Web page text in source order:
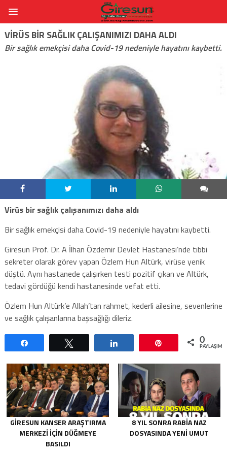
VIRÜS BIR SAĞLIK ÇALIŞANIMIZI DAHA ALDI
Bir sağlık emekçisi daha Covid-19 nedeniyle hayatını kaybetti.
Virüs bir sağlık çalışanımızı daha aldı
Bir sağlık emekçisi daha Covid-19 nedeniyle hayatını kaybetti.
Giresun Prof. Dr. A İlhan Özdemir Devlet Hastanesi’nde tıbbi
sekreter olarak görev yapan Özlem Hun Altürk, virüse yenik
düştü. Aynı hastanede çalışırken testi pozitif çıkan ve Altürk,
tedavi gördüğü kendi hastanesinde vefat etti.
Özlem Hun Altürk’e Allah’tan rahmet, kederli ailesine, sevenlerine
ve sağlık çalışanlarına başsağlığı dileriz.
0
GIRESUN KANSER ARAŞTIRMA
MERKEZI İÇIN DÜĞMEYE
BASILDI
8 YIL SONRA RABIA NAZ
DOSYASINDA YENI UMUT